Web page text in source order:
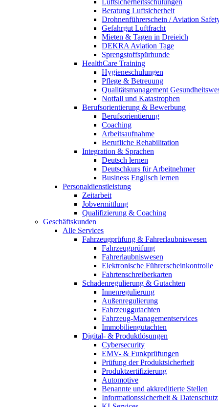
Beratung Luftsicherheit
Drohnenführerschein / Aviation
Gefahrgut Luftfracht
Mieten & Tagen in Dreieich
DEKRA Aviation Tage
Sprengstoffspürhunde
HealthCare Training
Hygieneschulungen
Pflege & Betreuung
Qualitätsmanagement
Notfall und Katastrophen
Berufsorientierung & Bewerbung
Berufsorientierung
Coaching
Arbeitsaufnahme
Berufliche Rehabilitation
Integration & Sprachen
Deutsch lernen
Deutschkurs für Arbeitnehmer
Business Englisch lernen
Personaldienstleistung
Zeitarbeit
Jobvermittlung
Qualifizierung & Coaching
Geschäftskunden
Alle Services
Fahrzeugprüfung & Fahrerlaubniswesen
Fahrzeugprüfung
Fahrerlaubniswesen
Elektronische Führerscheinkontrolle
Fahrtenschreiberkarten
Schadenregulierung & Gutachten
Innenregulierung
Außenregulierung
Fahrzeuggutachten
Fahrzeug-Managementservices
Immobiliengutachten
Digital- & Produktlösungen
Cybersecurity
EMV- & Funkprüfungen
Prüfung der Produktsicherheit
Produktzertifizierung
Automotive
Benannte und akkreditierte Stellen
Informationssicherheit & Datenschutz